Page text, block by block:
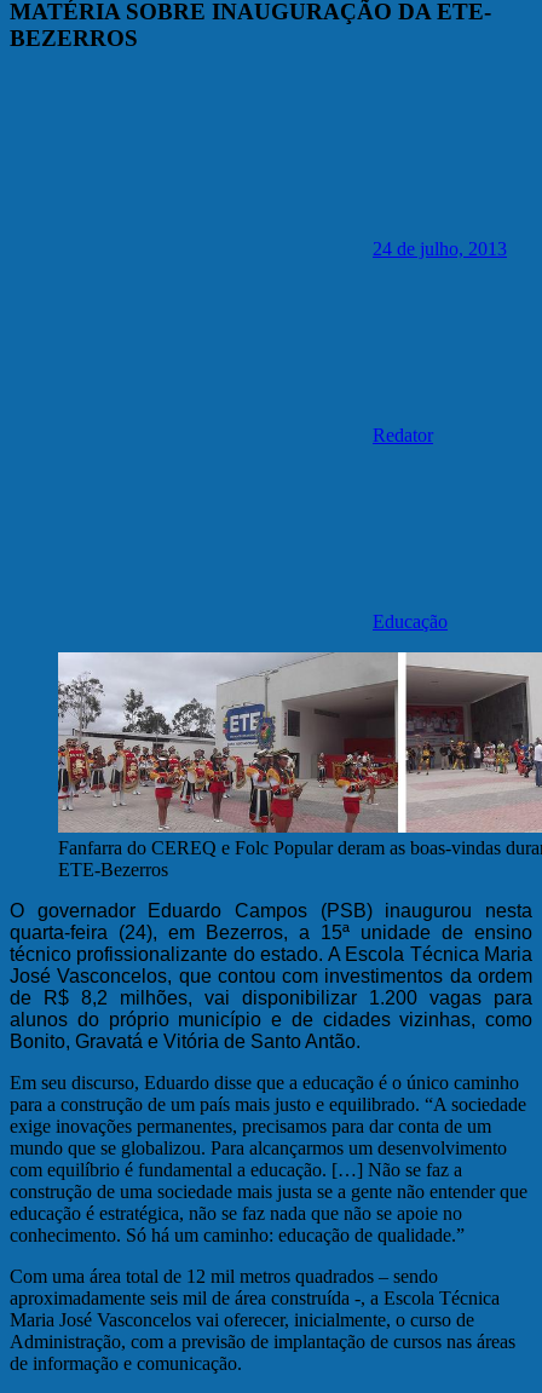
MATÉRIA SOBRE INAUGURAÇÃO DA ETE-
BEZERROS
24 de julho, 2013
Redator
Educação
Fanfarra do CEREQ e Folc Popular deram as boas-vindas
ETE-Bezerros
O governador Eduardo Campos (PSB) inaugurou nesta
quarta-feira (24), em Bezerros, a 15ª unidade de ensino
técnico profissionalizante do estado. A Escola Técnica Maria
José Vasconcelos, que contou com investimentos da ordem
de R$ 8,2 milhões, vai disponibilizar 1.200 vagas para
alunos do próprio município e de cidades vizinhas, como
Bonito, Gravatá e Vitória de Santo Antão.
Em seu discurso, Eduardo disse que a educação é o único caminho
para a construção de um país mais justo e equilibrado. “A sociedade
exige inovações permanentes, precisamos para dar conta de um
mundo que se globalizou. Para alcançarmos um desenvolvimento
com equilíbrio é fundamental a educação. […] Não se faz a
construção de uma sociedade mais justa se a gente não entender que
educação é estratégica, não se faz nada que não se apoie no
conhecimento. Só há um caminho: educação de qualidade.”
Com uma área total de 12 mil metros quadrados – sendo
aproximadamente seis mil de área construída -, a Escola Técnica
Maria José Vasconcelos vai oferecer, inicialmente, o curso de
Administração, com a previsão de implantação de cursos nas áreas
de informação e comunicação.